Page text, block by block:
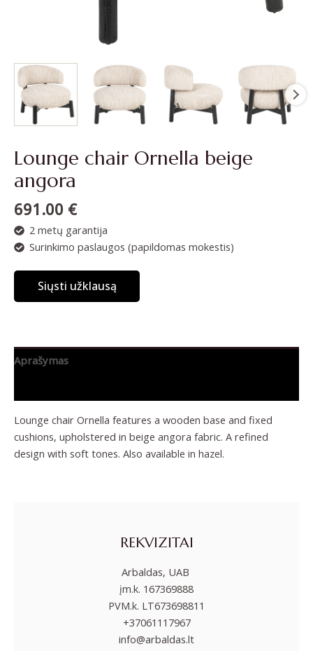
Lounge chair Ornella beige
angora
691.00 €
2 metų garantija
Surinkimo paslaugos (papildomas mokestis)
Siųsti užklausą
Aprašymas
Lounge chair Ornella features a wooden base and fixed
cushions, upholstered in beige angora fabric. A refined
design with soft tones. Also available in hazel.
REKVIZITAI
Arbaldas, UAB
įm.k. 167369888
PVM.k. LT673698811
+37061117967
info@arbaldas.lt